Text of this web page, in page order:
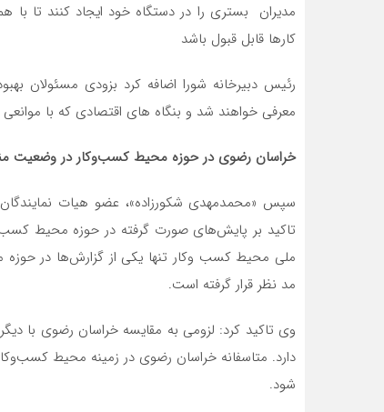
مدیران بستری را در دستگاه خود ایجاد کنند تا
کارها قابل قبول باشد
رئیس دبیرخانه شورا اضافه کرد بزودی
معرفی خواهند شد و بنگاه های اقتصادی که با
خراسان رضوی در حوزه محیط کسب‌وکار در وضعیت
سپس «محمدمهدی شکورزاده»، عضو هیات
تاکید بر پایش‌های صورت گرفته در حوزه محیط
ملی محیط کسب وکار تنها یکی از گزارش‌ها در
مد نظر قرار گرفته است.
وی تاکید کرد: لزومی به مقایسه خراسان رضوی با
دارد. متاسفانه خراسان رضوی در زمینه محیط
شود.